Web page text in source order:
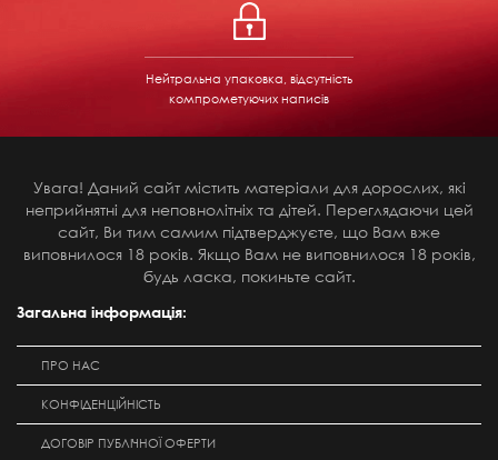
Нейтральна упаковка, відсутність
компрометуючих написів
Увага! Даний сайт містить матеріали для дорослих, які
неприйнятні для неповнолітніх та дітей. Переглядаючи цей
сайт, Ви тим самим підтверджуєте, що Вам вже
виповнилося 18 років. Якщо Вам не виповнилося 18 років,
будь ласка, покиньте сайт.
Загальна інформація:
ПРО НАС
КОНФІДЕНЦІЙНІСТЬ
ДОГОВІР ПУБЛІЧНОЇ ОФЕРТИ